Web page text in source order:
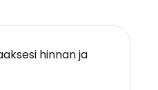
hinnan ja